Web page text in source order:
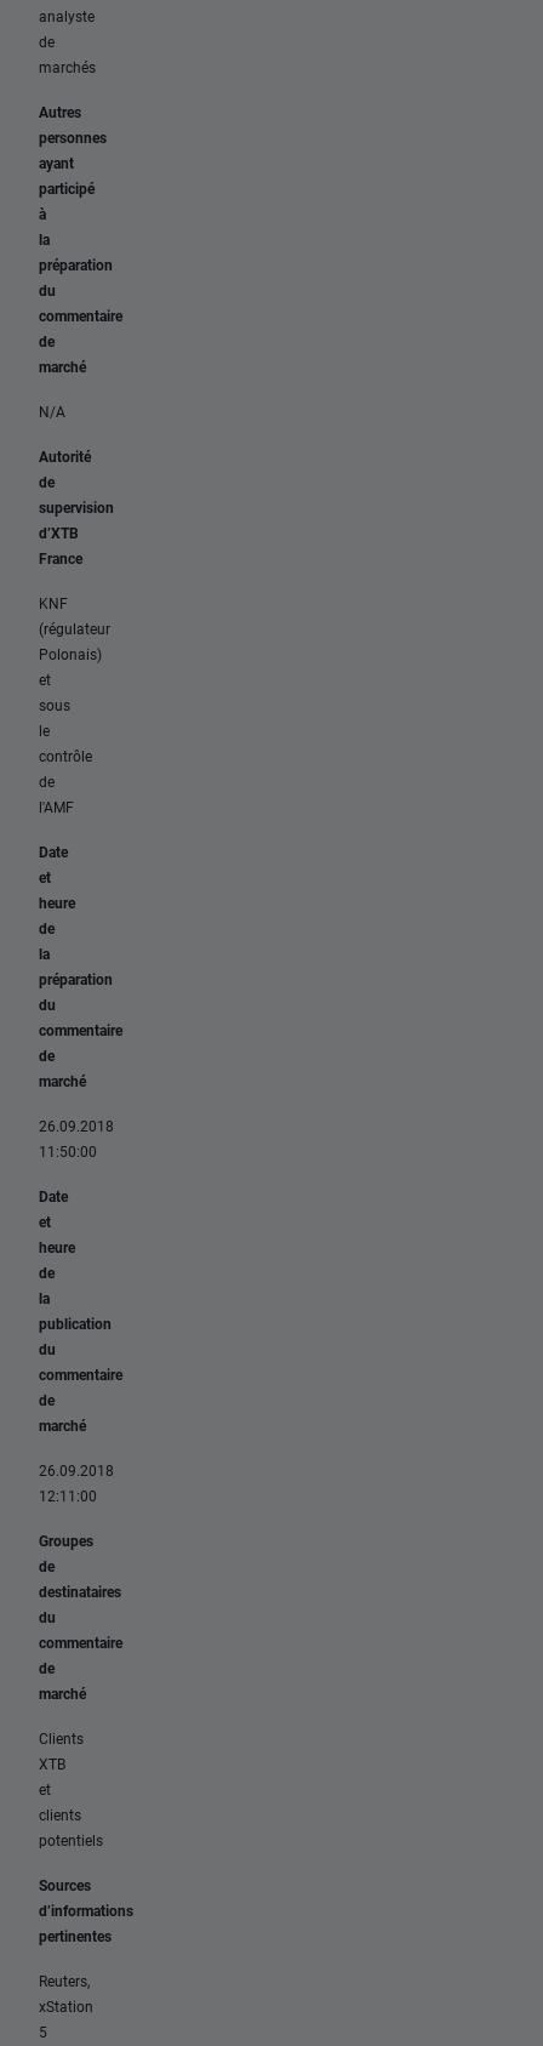
analyste
de
marchés
Autres
personnes
ayant
participé
à
la
préparation
du
commentaire
de
marché
N/A
Autorité
de
supervision
d’XTB
France
KNF
(régulateur
Polonais)
et
sous
le
contrôle
de
l'AMF
Date
et
heure
de
la
préparation
du
commentaire
de
marché
26.09.2018
11:50:00
Date
et
heure
de
la
publication
du
commentaire
de
marché
26.09.2018
12:11:00
Groupes
de
destinataires
du
commentaire
de
marché
Clients
XTB
et
clients
potentiels
Sources
d’informations
pertinentes
Reuters,
xStation
5